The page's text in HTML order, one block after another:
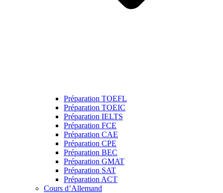
Préparation TOEFL
Préparation TOEIC
Préparation IELTS
Préparation FCE
Préparation CAE
Préparation CPE
Préparation BEC
Préparation GMAT
Préparation SAT
Préparation ACT
Cours d’Allemand